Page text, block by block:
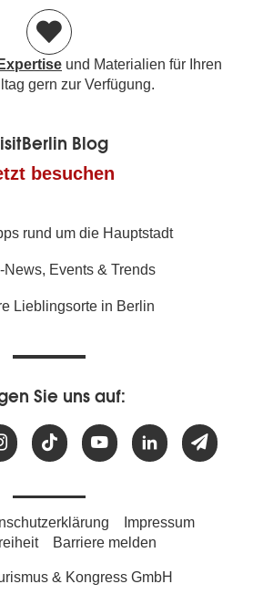
Expertise und Materialien für Ihren
gern zur Verfügung.
Blog
besuchen
rund um die Hauptstadt
News, Events & Trends
Lieblingsorte in Berlin
Sie uns auf:
Impressum
Barriere melden
& Kongress GmbH